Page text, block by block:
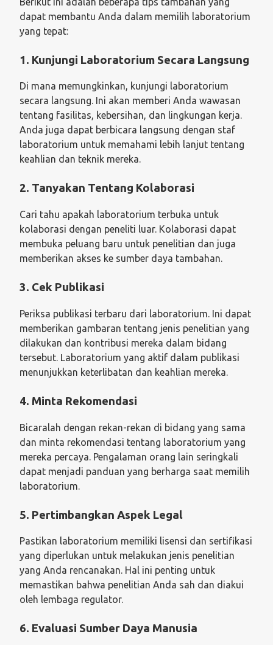
dapat membantu Anda dalam memilih laboratorium
yang tepat:
1. Kunjungi Laboratorium Secara Langsung
Di mana memungkinkan, kunjungi laboratorium
secara langsung. Ini akan memberi Anda wawasan
tentang fasilitas, kebersihan, dan lingkungan kerja.
Anda juga dapat berbicara langsung dengan staf
laboratorium untuk memahami lebih lanjut tentang
keahlian dan teknik mereka.
2. Tanyakan Tentang Kolaborasi
Cari tahu apakah laboratorium terbuka untuk
kolaborasi dengan peneliti luar. Kolaborasi dapat
membuka peluang baru untuk penelitian dan juga
memberikan akses ke sumber daya tambahan.
3. Cek Publikasi
Periksa publikasi terbaru dari laboratorium. Ini dapat
memberikan gambaran tentang jenis penelitian yang
dilakukan dan kontribusi mereka dalam bidang
tersebut. Laboratorium yang aktif dalam publikasi
menunjukkan keterlibatan dan keahlian mereka.
4. Minta Rekomendasi
Bicaralah dengan rekan-rekan di bidang yang sama
dan minta rekomendasi tentang laboratorium yang
mereka percaya. Pengalaman orang lain seringkali
dapat menjadi panduan yang berharga saat memilih
laboratorium.
5. Pertimbangkan Aspek Legal
Pastikan laboratorium memiliki lisensi dan sertifikasi
yang diperlukan untuk melakukan jenis penelitian
yang Anda rencanakan. Hal ini penting untuk
memastikan bahwa penelitian Anda sah dan diakui
oleh lembaga regulator.
6. Evaluasi Sumber Daya Manusia